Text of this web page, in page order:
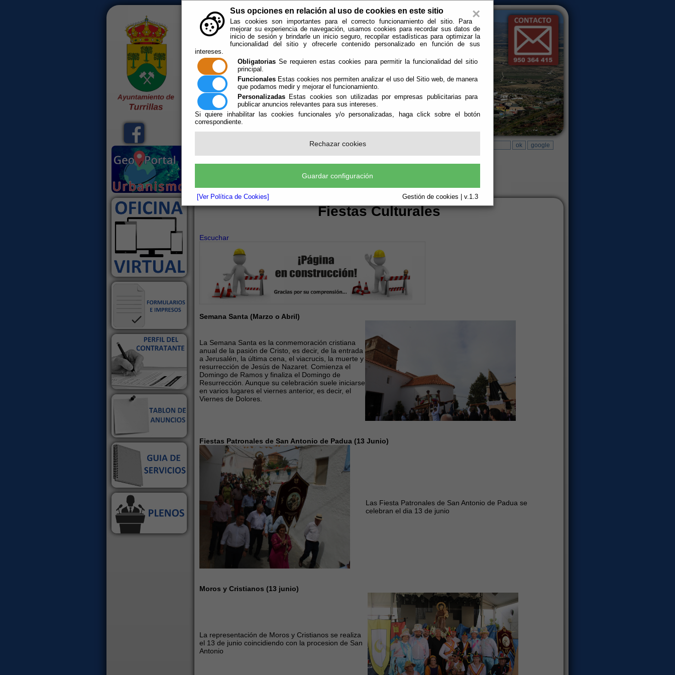
×
Sus opciones en relación al uso de cookies en este sitio
Las cookies son importantes para el correcto funcionamiento del sitio. Para
mejorar su experiencia de navegación, usamos cookies para recordar sus datos de
inicio de sesión y brindarle un inicio seguro, recopilar estadísticas para optimizar la
funcionalidad del sitio y ofrecerle contenido personalizado en función de sus
intereses.
Obligatorias Se requieren estas cookies para permitir la funcionalidad del sitio
principal.
Funcionales Estas cookies nos permiten analizar el uso del Sitio web, de manera
que podamos medir y mejorar el funcionamiento.
Personalizadas Estas cookies son utilizadas por empresas publicitarias para
publicar anuncios relevantes para sus intereses.
Si quiere inhabilitar las cookies funcionales y/o personalizadas, haga click sobre el botón
correspondiente.
Rechazar cookies
Guardar configuración
[Ver Política de Cookies] Gestión de cookies | v.1.3
Bienvenidos a la web del Ayuntamiento de Turrillas
Fiestas Culturales
Escuchar
Semana Santa (Marzo o Abril)
La Semana Santa es la conmemoración cristiana
anual de la pasión de Cristo , es decir, de la entrada
a Jerusalén , la última cena , el viacrucis , la muerte y
resurrección de Jesús de Nazaret . Comienza el
Domingo de Ramos y finaliza el Domingo de
Resurrección . Aunque su celebración suele iniciarse
en varios lugares el viernes anterior, es decir, el
Viernes de Dolores
Fiestas Patronales de San Antonio de Padua (13 Junio)
Las Fiesta Patronales de San Antonio de Padua se
celebran el dia 13 de junio
Moros y Cristianos (13 junio)
La representación de Moros y Cristianos se realiza
el 13 de junio coincidiendo con la procesion de San
Antonio